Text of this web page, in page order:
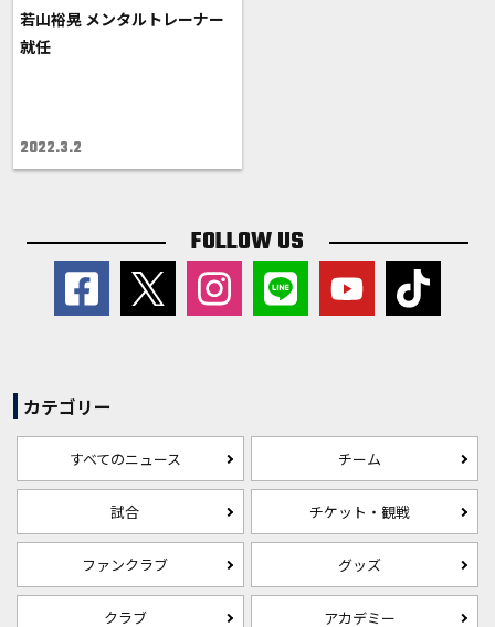
若山裕晃 メンタルトレーナー
就任
2022.3.2
FOLLOW US
カテゴリー
すべてのニュース チーム
試合 チケット・観戦
ファンクラブ グッズ
クラブ アカデミー